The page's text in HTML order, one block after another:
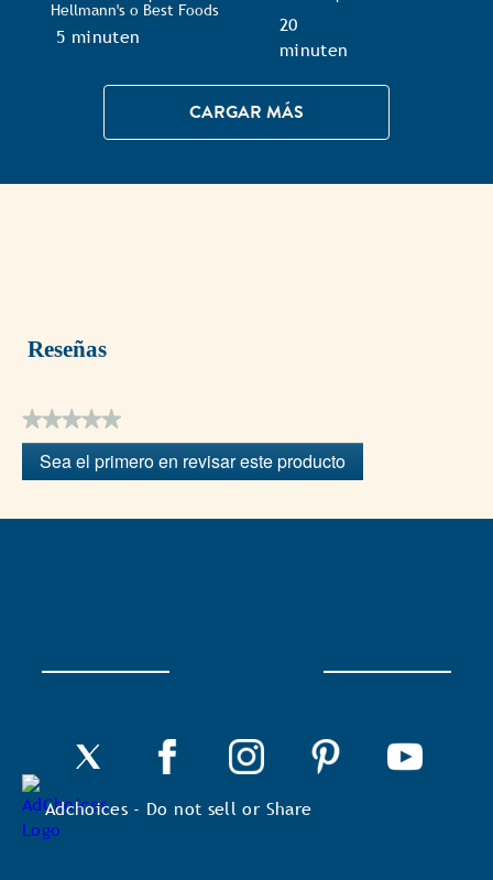
Hellmann's o Best Foods
TotalTime
5 minuten
TotalTime
20
minuten
CARGAR MÁS
Reseñas
★★★★★
Sin
puntuación
Sea el primero en revisar este producto
.
esta
Adchoices - Do not sell or Share